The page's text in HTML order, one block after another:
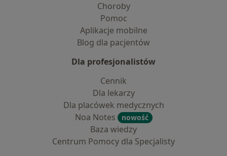
Choroby
Pomoc
Aplikacje mobilne
Blog dla pacjentów
Dla profesjonalistów
Cennik
Dla lekarzy
Dla placówek medycznych
Noa Notes
nowość
Baza wiedzy
Centrum Pomocy dla Specjalisty